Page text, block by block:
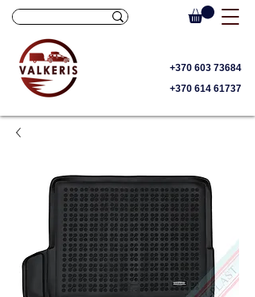
+370 603 73684
+370 614 61737